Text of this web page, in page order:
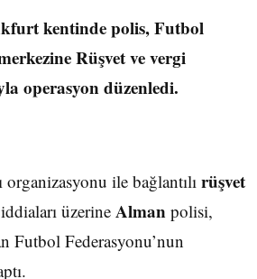
kentinde polis, Futbol
Rüşvet ve vergi
operasyon düzenledi.
ile bağlantılı rüşvet
üzerine Alman polisi,
Futbol Federasyonu’nun